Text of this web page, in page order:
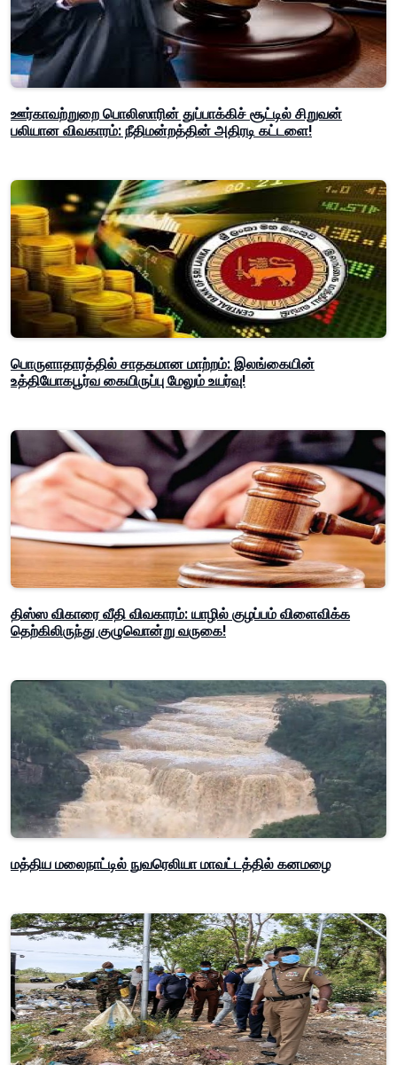
ஊர்காவற்றுறை பொலிஸாரின் துப்பாக்கிச் சூட்டில் சிறுவன்
பலியான விவகாரம்: நீதிமன்றத்தின் அதிரடி கட்டளை!
பொருளாதாரத்தில் சாதகமான மாற்றம்: இலங்கையின்
உத்தியோகபூர்வ கையிருப்பு மேலும் உயர்வு!
திஸ்ஸ விகாரை வீதி விவகாரம்: யாழில் குழப்பம் விளைவிக்க
தெற்கிலிருந்து குழுவொன்று வருகை!
மத்திய மலைநாட்டில் நுவரெலியா மாவட்டத்தில் கனமழை